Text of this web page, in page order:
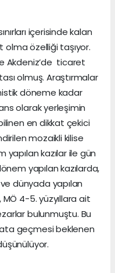
içerisinde kalan
olma özelliği taşıyor.
Akdeniz’de ticaret
olmuş. Araştırmalar
döneme kadar
olarak yerleşimin
en dikkat çekici
mozaikli kilise
yapılan kazılar ile gün
yapılan kazılarda,
dünyada yapılan
4-5. yüzyıllara ait
bulunmuştu. Bu
geçmesi beklenen